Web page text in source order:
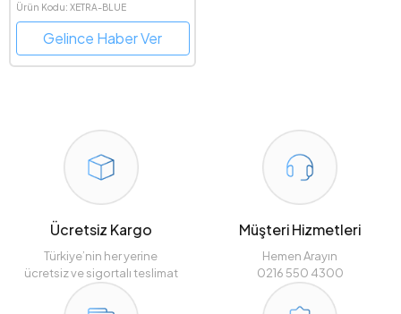
Ürün Kodu: XETRA-BLUE
Gelince Haber Ver
Ücretsiz Kargo
Türkiye’nin her yerine
ücretsiz ve sigortalı teslimat
Müşteri Hizmetleri
Hemen Arayın
0216 550 4300